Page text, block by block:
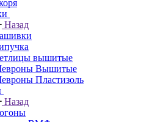
Назад
вышитые
Вышитые
Пластизоль
Назад